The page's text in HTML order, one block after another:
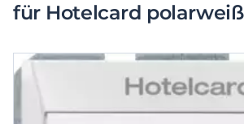
für Hotelcard